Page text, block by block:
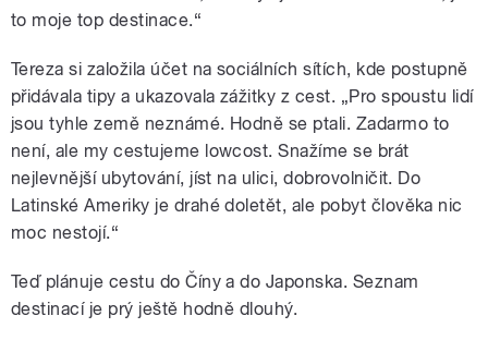
to moje top destinace.“
Tereza si založila účet na sociálních sítích, kde postupně
přidávala tipy a ukazovala zážitky z cest. „Pro spoustu lidí
jsou tyhle země neznámé. Hodně se ptali. Zadarmo to
není, ale my cestujeme lowcost. Snažíme se brát
nejlevnější ubytování, jíst na ulici, dobrovolničit. Do
Latinské Ameriky je drahé doletět, ale pobyt člověka nic
moc nestojí.“
Teď plánuje cestu do Číny a do Japonska. Seznam
destinací je prý ještě hodně dlouhý.